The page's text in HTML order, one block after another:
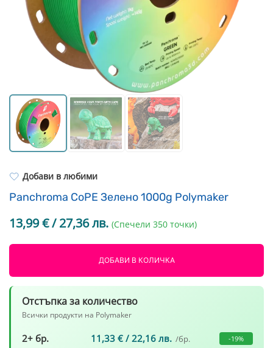
Легло за 3D принтер
FEP филми
Добави в любими
Panchroma CoPE Зелено 1000g Polymaker
13,99€/ 27,36 лв. (Спечели 350 точки)
ДОБАВИ В КОЛИЧКА
Отстъпка за количество
Всички продукти на Polymaker
2+ бр. 11,33 € / 22,16 лв. /бр. -19%